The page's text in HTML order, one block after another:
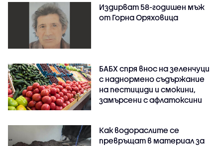
Издирват 58-годишен мъж
от Горна Оряховица
БАБХ спря внос на зеленчуци
с наднормено съдържание
на пестициди и смокини,
замърсени с афлатоксини
Как водораслите се
превръщат в материал за